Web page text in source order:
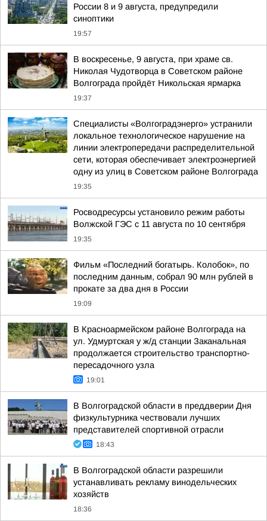
России 8 и 9 августа, предупредили
синоптики
19:57
В воскресенье, 9 августа, при храме св.
Николая Чудотворца в Советском районе
Волгограда пройдёт Никольская ярмарка
19:37
Специалисты «Волгоградэнерго» устранили
локальное технологическое нарушение на
линии электропередачи распределительной
сети, которая обеспечивает электроэнергией
одну из улиц в Советском районе Волгограда
19:35
Росводресурсы установило режим работы
Волжской ГЭС с 11 августа по 10 сентября
19:35
Фильм «Последний богатырь. Колобок», по
последним данным, собрал 90 млн рублей в
прокате за два дня в России
19:09
В Красноармейском районе Волгограда на
ул. Удмуртская у ж/д станции Заканальная
продолжается строительство транспортно-
пересадочного узла
19:01
В Волгоградской области в преддверии Дня
физкультурника чествовали лучших
представителей спортивной отрасли
18:43
В Волгоградской области разрешили
устанавливать рекламу винодельческих
хозяйств
18:36